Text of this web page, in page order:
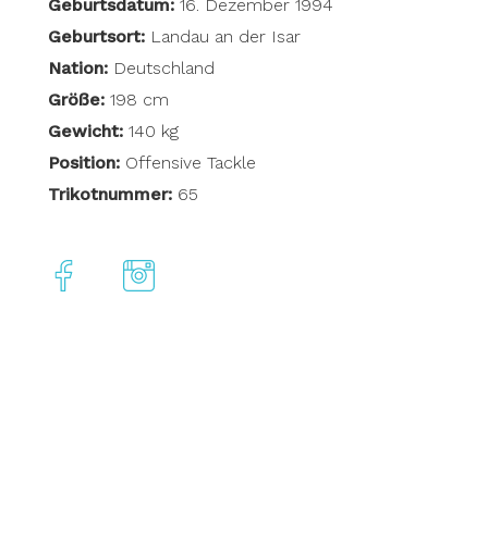
Geburtsdatum:16. Dezember 1994
Geburtsort: Landau an der Isar
Nation:Deutschland
Größe:198 cm
Gewicht:140 kg
Position:Offensive Tackle
Trikotnummer: 65